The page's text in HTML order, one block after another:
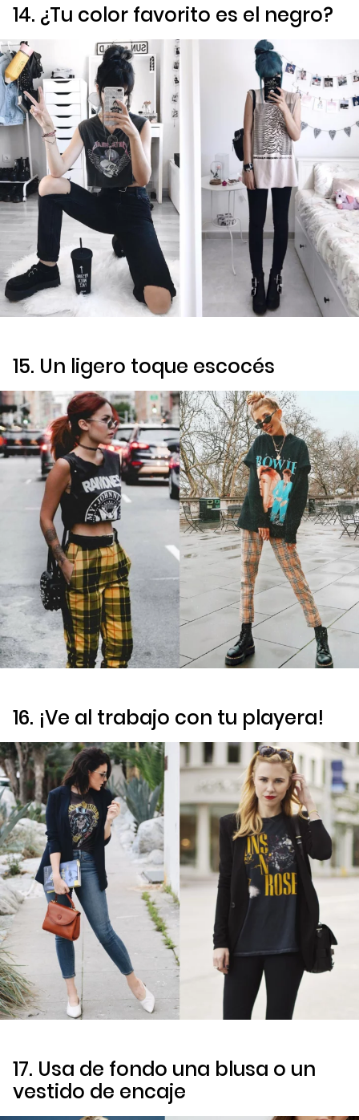
14. ¿Tu color favorito es el negro?
15. Un ligero toque escocés
16. ¡Ve al trabajo con tu playera!
17. Usa de fondo una blusa o un
vestido de encaje